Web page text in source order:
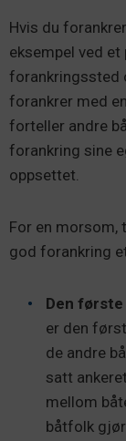
Hvis du
eksempel ved
forankringssted
forankrer med
forteller andre
forankring sine
oppsettet.
For en morsom,
god forankring
Den
er den
de andre
satt
mellom
båtfolk